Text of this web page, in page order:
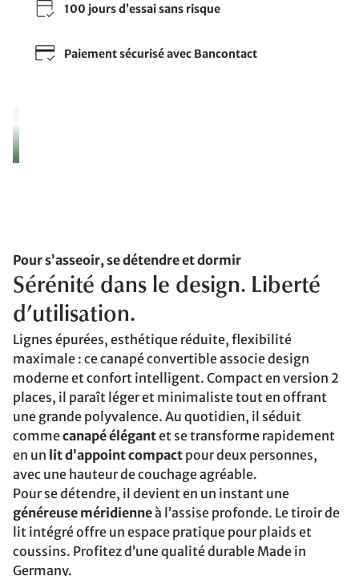
100 jours d’essai sans risque
Paiement sécurisé avec Bancontact
Pour s’asseoir, se détendre et dormir
Sérénité dans le design. Liberté
d’utilisation.
Lignes épurées, esthétique réduite, flexibilité
maximale : ce canapé convertible associe design
moderne et confort intelligent. Compact en version 2
places, il paraît léger et minimaliste tout en offrant
une grande polyvalence. Au quotidien, il séduit
commecanapé élégantet se transforme rapidement
en un lit d’appoint compact pour deux personnes,
avec une hauteur de couchage agréable.
Pour se détendre, il devient en un instant une
généreuse méridienneà l’assise profonde. Le tiroir de
lit intégré offre un espace pratique pour plaids et
coussins. Profitez d’une qualité durable Made in
Germany.